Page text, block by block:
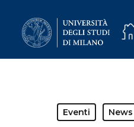
main
Eventi News